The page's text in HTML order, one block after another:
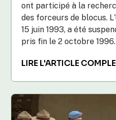
ont participé à la
des forceurs de blocus.
15 juin 1993, a été
pris fin le 2 octobre 1996.
LIRE L'ARTICLE